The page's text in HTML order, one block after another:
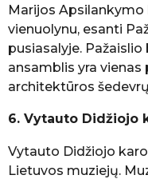
Marijos
vienuolynu, esanti
pusiasalyje.
ansamblis yra
architektūros
6. Vytauto Didžiojo
Vytauto Didžiojo
Lietuvos muziejų.